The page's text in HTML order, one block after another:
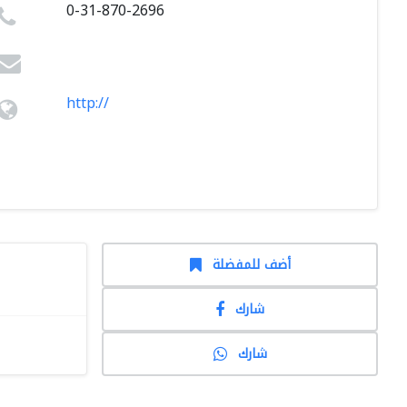
0-31-870-2696
http://
أضف للمفضلة
شارك
شارك